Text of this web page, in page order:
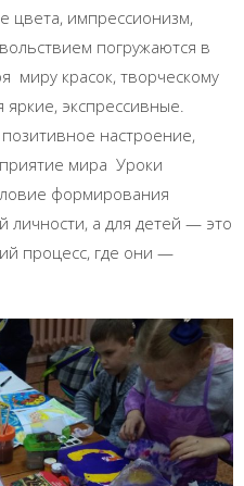
цвета, импрессионизм,
погружаются в
миру красок, творческому
экспрессивные.
настроение,
мира Уроки
формирования
личности, а для детей — это
процесс, где они —